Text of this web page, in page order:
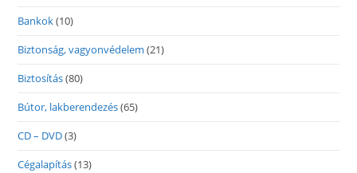
Bankok(10)
Biztonság, vagyonvédelem (21)
Biztosítás(80)
Bútor, lakberendezés(65)
CD – DVD(3)
Cégalapítás(13)